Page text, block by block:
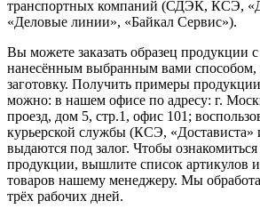
транспортных компаний (СДЭК, КСЭ,
«Деловые линии», «Байкал Сервис»).
Вы можете заказать образец продукции
нанесённым выбранным вами способом,
заготовку. Получить примеры
можно: в нашем офисе по адресу: г.
проезд, дом 5, стр.1, офис 101;
курьерской службы (КСЭ,
выдаются под залог. Чтобы
продукции, вышлите список артикулов
товаров нашему менеджеру. Мы
трёх рабочих дней.